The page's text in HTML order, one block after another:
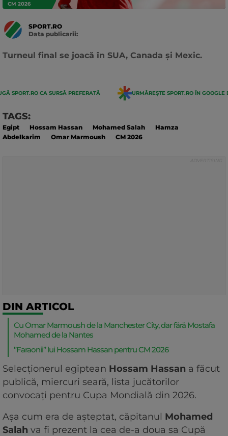
CM 2026
SPORT.RO
Data publicarii:
Turneul final se joacă în SUA, Canada și Mexic.
SPORT.RO CA SURSĂ PREFERATĂ URMĂREȘTE SPORT.RO ÎN GOOGLE
TAGS:
Egipt Hossam Hassan Mohamed Salah
Hamza
Abdelkarim
Omar Marmoush CM 2026
DIN ARTICOL
Cu Omar Marmoush de la Manchester City, dar fără Mostafa
Mohamed de la Nantes
”Faraonii” lui Hossam Hassan pentru CM 2026
Selecţionerul egiptean Hossam Hassan a făcut
publică, miercuri seară, lista jucătorilor
convocaţi pentru Cupa Mondială din 2026.
Aşa cum era de aşteptat, căpitanul Mohamed
Salah va fi prezent la cea de-a doua sa Cupă